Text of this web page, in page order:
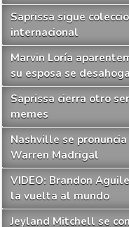
Saprissa sigue
internacional
Marvin Loría
su esposa se
Saprissa cierra otro
memes
Nashville se
Warren Madrigal
VIDEO: Brandon
la vuelta al mundo
Jeyland Mitchell se